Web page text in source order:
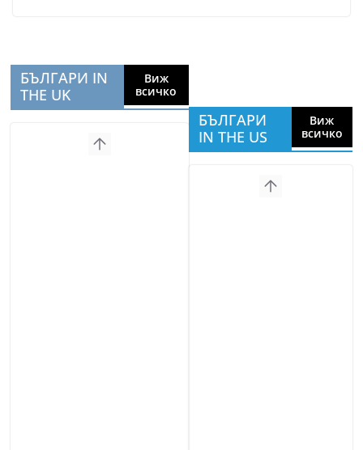
БЪЛГАРИ IN
THE UK
Виж
всичко
БЪЛГАРИ
IN THE US
Виж
всичко